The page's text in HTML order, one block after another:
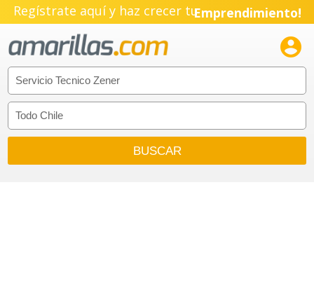
Regístrate aquí y haz crecer tuEmprendimiento!
